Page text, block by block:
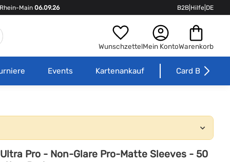
Main 06.09.26 B2B Hilfe DE
WunschzettelMein KontoWarenkorb
Events Kartenankauf Card Börse
Ultra Pro - Non-Glare Pro-Matte Sleeves - 50